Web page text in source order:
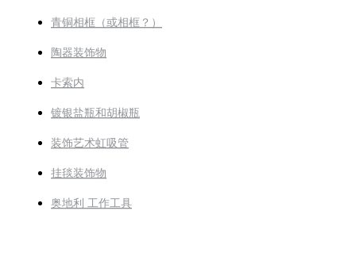
青铜相框（或相框？）
陶器装饰物
卡索内
镀银盐瓶和胡椒瓶
装饰艺术虹吸管
挂毯装饰物
奥地利 工作工具